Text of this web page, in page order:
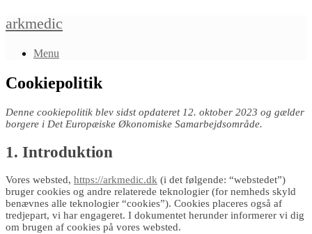
Gå
til
arkmedic
Menu
Cookiepolitik
Denne cookiepolitik blev sidst opdateret 12. oktober 2023 og gælder
borgere i Det Europæiske Økonomiske Samarbejdsområde.
1. Introduktion
Vores websted, https://arkmedic.dk (i det følgende: “webstedet”)
bruger cookies og andre relaterede teknologier (for nemheds skyld
benævnes alle teknologier “cookies”). Cookies placeres også af
tredjepart, vi har engageret. I dokumentet herunder informerer vi dig
om brugen af ​​cookies på vores websted.